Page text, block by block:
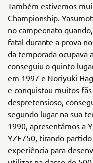
Também estivemos
Championship.
no campeonato
fatal durante a prova
da temporada ocupava
conseguiu o quinto
em 1997 e Noriyuki
e conquistou muitos
despretensioso,
segundo lugar na sua
1990, apresentámos a
YZF750, tirando
experiência para